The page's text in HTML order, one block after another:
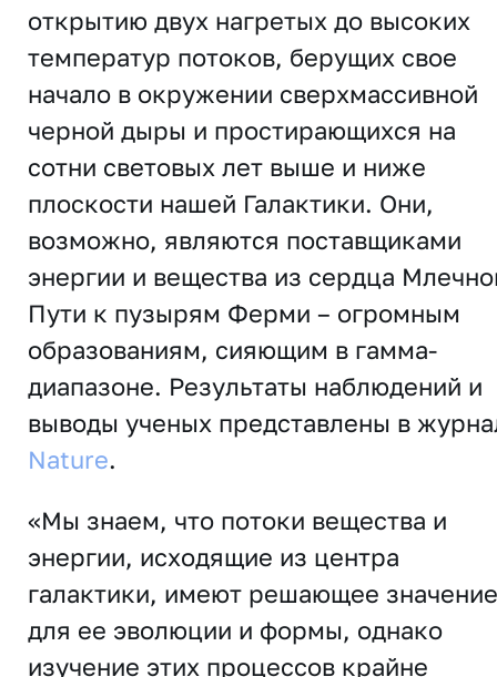
открытию двух нагретых до высоких
температур потоков, берущих свое
начало в окружении сверхмассивной
черной дыры и простирающихся на
сотни световых лет выше и ниже
плоскости нашей Галактики. Они,
возможно, являются поставщиками
энергии и вещества из сердца
Пути к пузырям Ферми – огромным
образованиям, сияющим в гамма-
диапазоне. Результаты наблюдений и
выводы ученых представлены в
Nature.
«Мы знаем, что потоки вещества и
энергии, исходящие из центра
галактики, имеют решающее значение
для ее эволюции и формы, однако
изучение этих процессов крайне